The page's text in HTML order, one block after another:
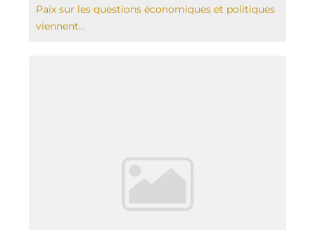
Paix sur les questions économiques et politiques
viennent...